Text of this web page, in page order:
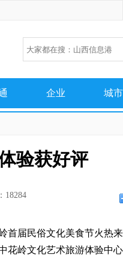
企业 城市
验获好评
18284
首届民俗文化美食节火热
花岭文化艺术旅游体验中